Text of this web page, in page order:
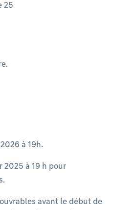
25
à 19h.
2025 à 19 h pour
avant le début de